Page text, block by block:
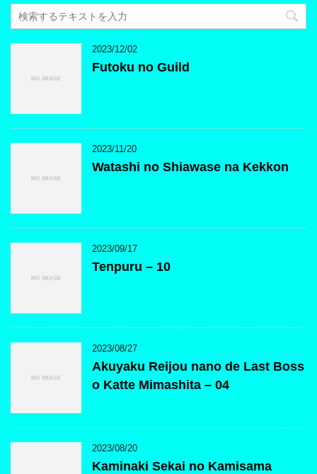
2023/12/02
Futoku no Guild
2023/11/20
Watashi no Shiawase na Kekkon
2023/09/17
Tenpuru – 10
2023/08/27
Akuyaku Reijou nano de Last Boss
o Katte Mimashita – 04
2023/08/20
Kaminaki Sekai no Kamisama